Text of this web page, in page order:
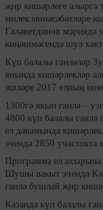
җир кишәрлеге алырга
милек мөнәсәбәтләре
Галәветдинов мэриядә
киңәшмәсендә шул
Күп балалы гаиләләр
янында кишәрлекләр
эшләре 2017 елның
1300гә якын гаилә –
4800 күп балалы гаилә
ел дәвамында
эчендә 2850 участокта
Программа ел ахырына
Шушы вакыт эчендә
гаилә бушлай җир
Казанда күп балалы